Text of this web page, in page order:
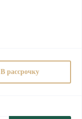
В рассрочку